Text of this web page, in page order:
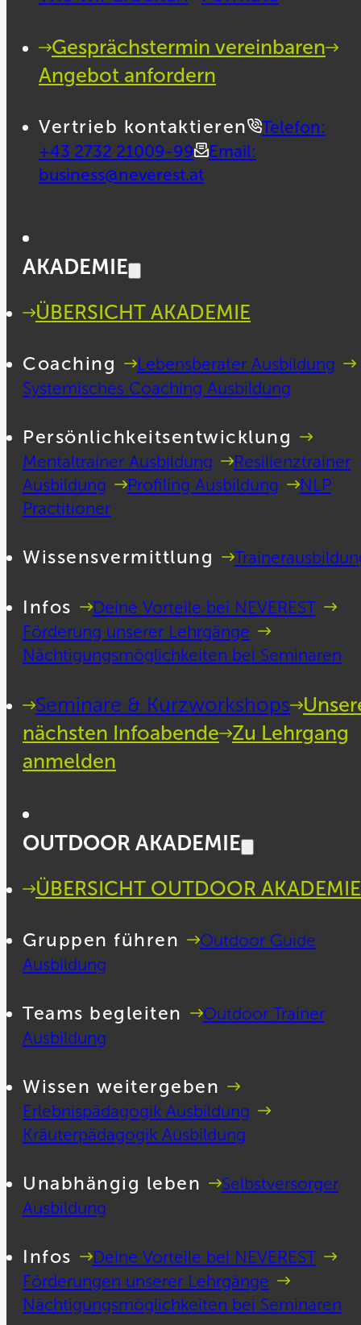
Gesprächstermin vereinbaren
Angebot anfordern
Vertrieb kontaktieren
Telefon:
+43 2732 21009-99
Email:
business@neverest.at
AKADEMIE
ÜBERSICHT AKADEMIE
Coaching
Lebensberater Ausbildung
Systemisches Coaching Ausbildung
Persönlichkeitsentwicklung
Mentaltrainer Ausbildung
Resilienztrainer
Ausbildung
Profiling Ausbildung
NLP
Practitioner
Wissensvermittlung
Infos
Deine Vorteile bei NEVEREST
Förderung unserer Lehrgänge
Nächtigungsmöglichkeiten bei Seminaren
Seminare & Kurzworkshops
nächsten Infoabende Zu Lehrgang
anmelden
OUTDOOR AKADEMIE
ÜBERSICHT OUTDOOR AKADEMIE
Gruppen führen
Outdoor Guide
Ausbildung
Teams begleiten
Outdoor Trainer
Ausbildung
Wissen weitergeben
Erlebnispädagogik Ausbildung
Kräuterpädagogik Ausbildung
Unabhängig leben
Selbstversorger
Ausbildung
Infos
Deine Vorteile bei NEVEREST
Förderungen unserer Lehrgänge
Nächtigungsmöglichkeiten bei Seminaren